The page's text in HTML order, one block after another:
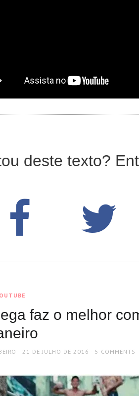
deste texto?
faz o melhor
POSTED
21 DE JULHO DE 2016 5 COMMENTS